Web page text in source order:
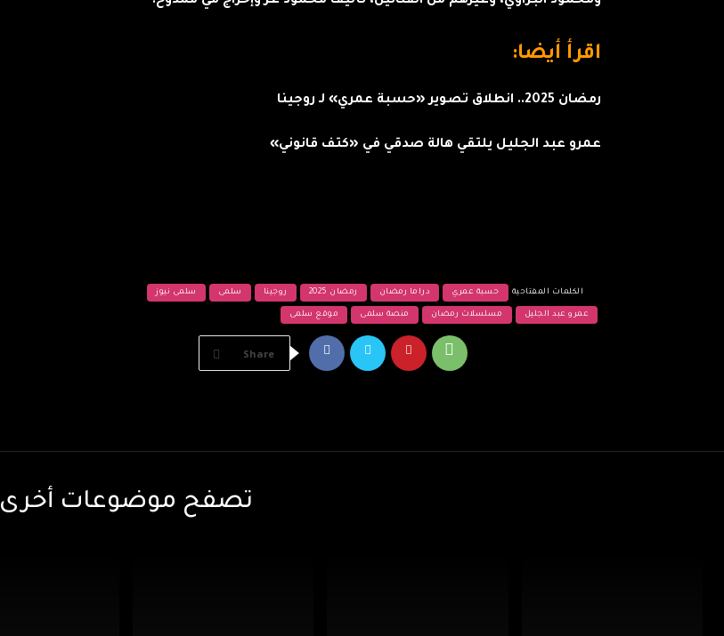
اقرأ أيضا:
رمضان 2025.. انطلاق تصوير «حسبة عمري» لـ روجينا
عمرو عبد الجليل يلتقي هالة صدقي في «كتف قانوني»
الكلمات المفتاحية حسبة عمري دراما رمضان رمضان 2025 روجينا سلمى سلمى نيوز
عمرو عبد الجليل مسلسلات رمضان منصة سلمى موقع سلمى
Share
تصفح موضوعات أخرى